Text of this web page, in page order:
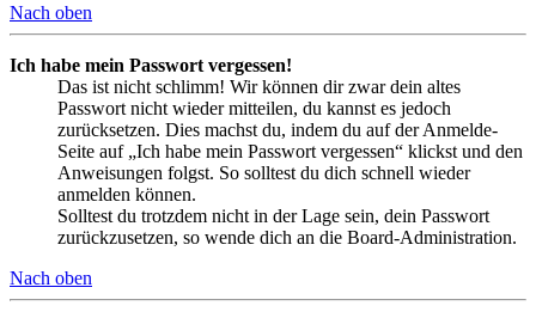
Nach oben
Ich habe mein Passwort vergessen!
Das ist nicht schlimm! Wir können dir zwar dein altes
Passwort nicht wieder mitteilen, du kannst es jedoch
zurücksetzen. Dies machst du, indem du auf der Anmelde-
Seite auf „Ich habe mein Passwort vergessen“ klickst und den
Anweisungen folgst. So solltest du dich schnell wieder
anmelden können.
Solltest du trotzdem nicht in der Lage sein, dein Passwort
zurückzusetzen, so wende dich an die Board-Administration.
Nach oben